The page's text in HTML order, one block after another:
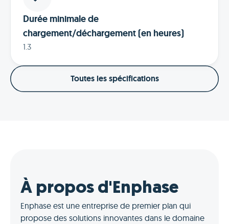
Durée minimale de
chargement/déchargement (en heures)
1.3
Toutes les spécifications
À propos d'Enphase
Enphase est une entreprise de premier plan qui
propose des solutions innovantes dans le domaine